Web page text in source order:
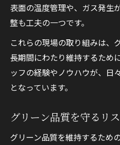
表面の温度管理や、ガス発生
整も工夫の一つです。
これらの現場の取り組みは、
長期間にわたり維持するため
ッフの経験やノウハウが、日
となっています。
グリーン品質を守るリ
グリーン品質を維持するため